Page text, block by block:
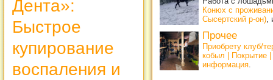
Дента»:
Быстрое
купирование
воспаления и
Конюх с
Сысертский р-он)
Прочее
Приобрету клуб/
кобыл | Покрытие
информация